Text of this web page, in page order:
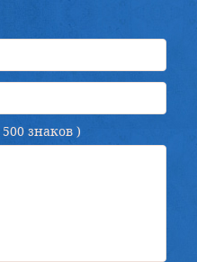
500 знаков )